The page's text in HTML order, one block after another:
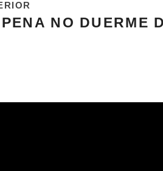
NO DUERME